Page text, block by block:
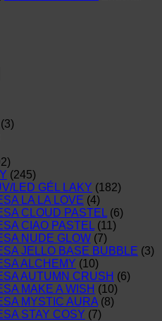
(3)
(245)
LED GÉL LAKY (182)
LA LA LOVE (4)
CLOUD PASTEL (6)
CIAO PASTEL (11)
NUDE GLOW (7)
JELLO BASE BUBBLE (3)
ALCHEMY (10)
AUTUMN CRUSH (6)
MAKE A WISH (10)
MYSTIC AURA (8)
STAY COSY (7)